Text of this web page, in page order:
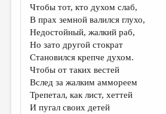
Чтобы тот, кто духом слаб,
В прах земной валился глухо,
Недостойный, жалкий раб,
Но зато другой стократ
Становился крепче духом.
Чтобы от таких вестей
Вслед за жалким аммореем
Трепетал, как лист, хеттей
И пугал своих детей